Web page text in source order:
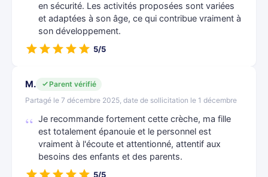
en sécurité. Les activités proposées sont variées
et adaptées à son âge, ce qui contribue vraiment à
son développement.
5/5
M.
Parent vérifié
Partagé le 7 décembre 2025, date de sollicitation le 1 décembre
Je recommande fortement cette crèche, ma fille
est totalement épanouie et le personnel est
vraiment à l'écoute et attentionné, attentif aux
besoins des enfants et des parents.
5/5